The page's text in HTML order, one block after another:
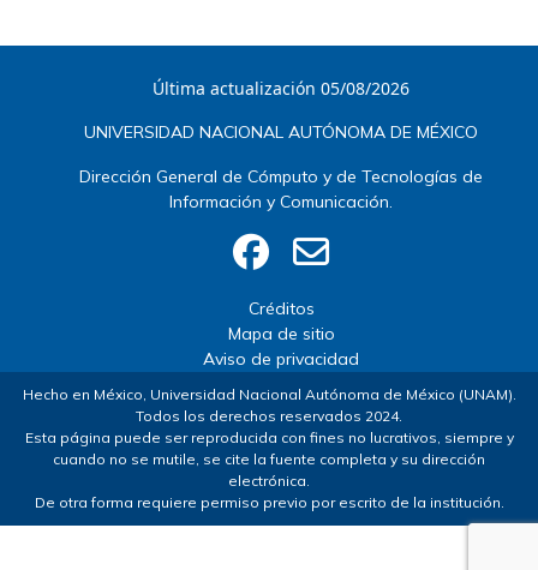
Última actualización 05/08/2026
UNIVERSIDAD NACIONAL AUTÓNOMA DE MÉXICO
Dirección General de Cómputo y de Tecnologías de
Información y Comunicación.
Créditos
Mapa de sitio
Aviso de privacidad
Hecho en México, Universidad Nacional Autónoma de México (UNAM).
Todos los derechos reservados 2024.
Esta página puede ser reproducida con fines no lucrativos, siempre y
cuando no se mutile, se cite la fuente completa y su dirección
electrónica.
De otra forma requiere permiso previo por escrito de la institución.